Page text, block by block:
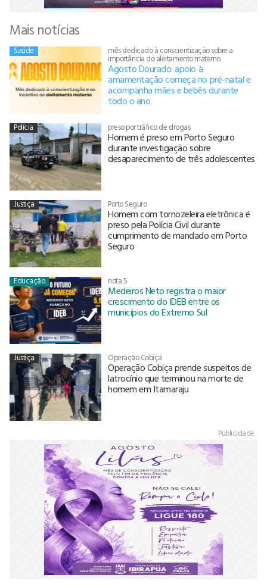
Mais notícias
Saúde mês dedicado à conscientização sobre a
importância do aleitamento materno
Agosto Dourado: apoio à
amamentação começa no pré-natal e
acompanha mães e bebês durante
todo o ano
Polícia preso por tráfico de drogas
Homem é preso em Porto Seguro
durante investigação sobre
desaparecimento de três adolescentes
Justiça Porto Seguro
Homem com tornozeleira eletrônica é
preso pela Polícia Civil durante
cumprimento de mandado em Porto
Seguro
Educação nota 5
Medeiros Neto registra o maior
crescimento do IDEB entre os
municípios do Extremo Sul
Justiça Operação Cobiça
Operação Cobiça prende suspeitos de
latrocínio que terminou na morte de
homem em Itamaraju
Publicidade